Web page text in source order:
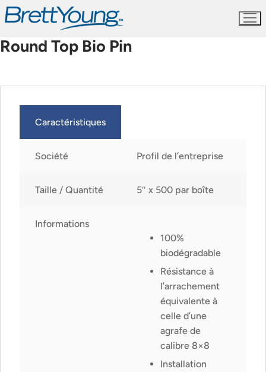
Skip
to
Round Top Bio Pin
Caractéristiques
Société Profil de l’entreprise
Taille / Quantité 5″ x 500 par boîte
Informations
100%
biodégradable
Résistance à
l’arrachement
équivalente à
celle d’une
agrafe de
calibre 8×8
Installation